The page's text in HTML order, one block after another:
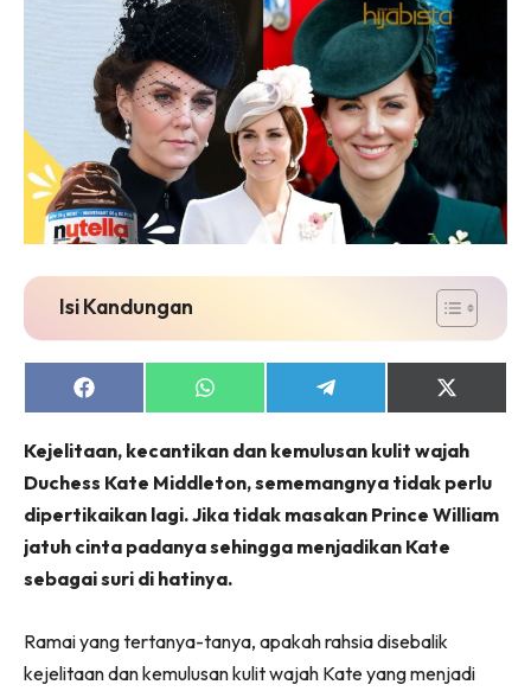
Isi Kandungan
Share
on
Share
on
Share
on
Share
on
(Twitter)
Kejelitaan, kecantikan dan kemulusan kulit wajah
Duchess Kate Middleton, sememangnya tidak perlu
dipertikaikan lagi. Jika tidak masakan Prince William
jatuh cinta padanya sehingga menjadikan Kate
sebagai suri di hatinya.
Ramai yang tertanya-tanya, apakah rahsia disebalik
kejelitaan dan kemulusan kulit wajah Kate yang menjadi